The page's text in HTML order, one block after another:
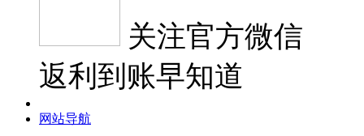
关注官方微信
返利到账早知道
网站导航